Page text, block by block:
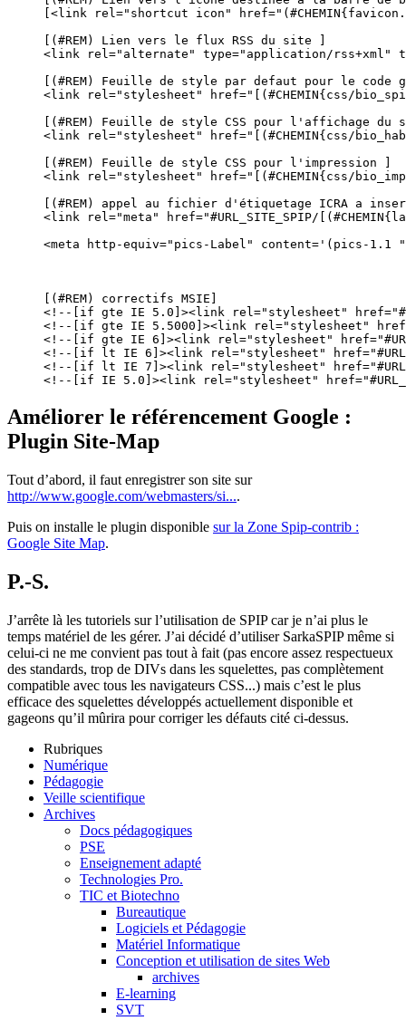
[<link rel="shortcut icon"
[(#REM) Lien vers le flux RSS du site ]
<link rel="alternate" type="application/rss+xml"
[(#REM) Feuille de style par defaut pour le code
<link rel="stylesheet" href="[(#CHEMIN{css/
[(#REM) Feuille de style CSS pour l'affichage
<link rel="stylesheet" href="[(#CHEMIN{css/
[(#REM) Feuille de style CSS pour l'impression ]
<link rel="stylesheet" href="[(#CHEMIN{css/
[(#REM) appel au fichier d'étiquetage ICRA a
<link rel="meta" href="#URL_SITE_SPIP/
<meta http-equiv="pics-Label" content='(pics-
[(#REM) correctifs MSIE]
<!--[if gte IE 5.0]><link rel="stylesheet"
<!--[if gte IE 5.5000]><link rel="stylesheet"
<!--[if gte IE 6]><link rel="stylesheet"
<!--[if lt IE 6]><link rel="stylesheet"
<!--[if lt IE 7]><link rel="stylesheet"
<!--[if IE 5.0]><link rel="stylesheet"
Améliorer le référencement Google :
Plugin Site-Map
Tout d’abord, il faut enregistrer son site sur
http://www.google.com/webmasters/si....
Puis on installe le plugin disponible sur la Zone Spip-contrib :
Google Site Map.
P.-S.
J’arrête là les tutoriels sur l’utilisation de SPIP car je n’ai plus le
temps matériel de les gérer. J’ai décidé d’utiliser SarkaSPIP même si
celui-ci ne me convient pas tout à fait (pas encore assez respectueux
des standards, trop de DIVs dans les squelettes, pas complètement
compatible avec tous les navigateurs CSS...) mais c’est le plus
efficace des squelettes développés actuellement disponible et
gageons qu’il mûrira pour corriger les défauts cité ci-dessus.
Rubriques
Numérique
Pédagogie
Veille scientifique
Archives
Docs pédagogiques
PSE
Enseignement adapté
Technologies Pro.
TIC et Biotechno
Bureautique
Logiciels et Pédagogie
Matériel Informatique
Conception et utilisation de sites Web
archives
E-learning
SVT